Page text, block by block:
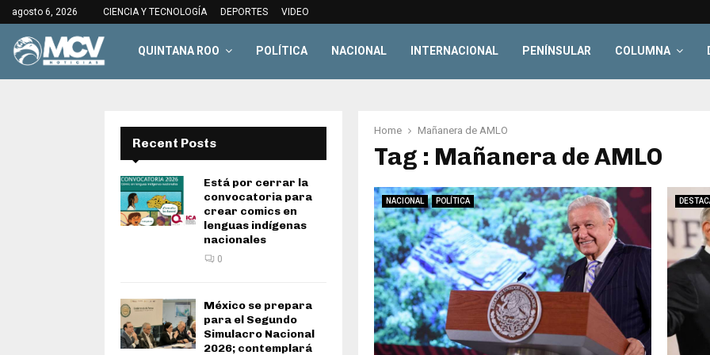
agosto 6, 2026 CIENCIA Y TECNOLOGÍA DEPORTES VIDEO
QUINTANA ROO POLÍTICA NACIONAL INTERNACIONAL PENÍNSULAR COLUMNA
Home Mañanera de AMLO
Tag : Mañanera de AMLO
NACIONAL POLÍTICA
Recent Posts
Está por cerrar la
convocatoria para
crear comics en
lenguas indígenas
nacionales
0
México se prepara
para el Segundo
Simulacro Nacional
2026; contemplará